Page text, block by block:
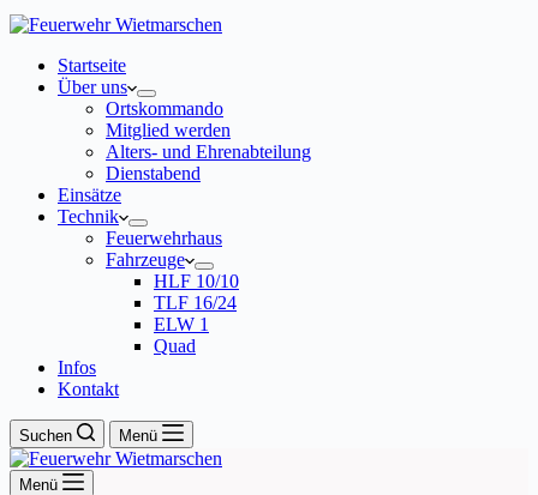
Startseite
Über uns
Ortskommando
Mitglied werden
Alters- und Ehrenabteilung
Dienstabend
Einsätze
Technik
Feuerwehrhaus
Fahrzeuge
HLF 10/10
TLF 16/24
ELW 1
Quad
Infos
Kontakt
Suchen Menü
Menü